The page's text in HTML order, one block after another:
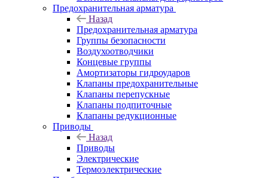
Предохранительная арматура
Назад
Предохранительная арматура
Группы безопасности
Воздухоотводчики
Концевые группы
Амортизаторы гидроударов
Клапаны предохранительные
Клапаны перепускные
Клапаны подпиточные
Клапаны редукционные
Приводы
Назад
Приводы
Электрические
Термоэлектрические